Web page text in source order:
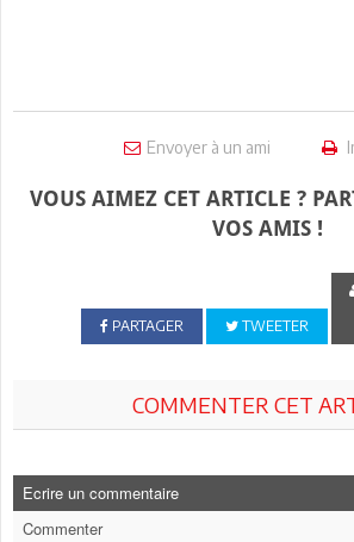
Envoyer à un ami
VOUS AIMEZ CET ARTICLE ?
VOS AMIS !
PARTAGER TWEETER
COMMENTER CET
Ecrire un commentaire
Commenter